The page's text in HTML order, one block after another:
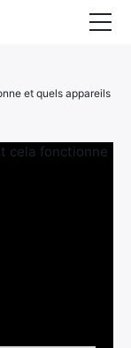
et quels appareils